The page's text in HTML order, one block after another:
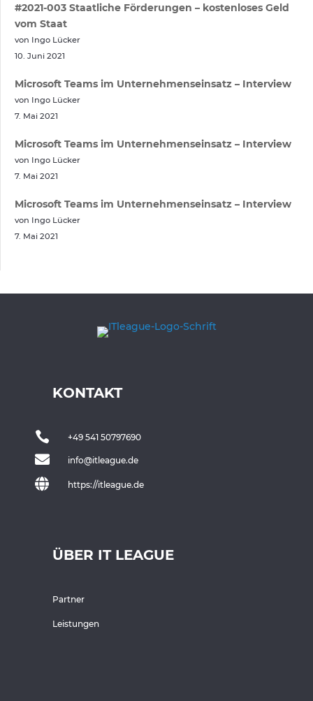
#2021-003 Staatliche Förderungen – kostenloses Geld
vom Staat
von Ingo Lücker
10. Juni 2021
Microsoft Teams im Unternehmenseinsatz – Interview
von Ingo Lücker
7. Mai 2021
Microsoft Teams im Unternehmenseinsatz – Interview
von Ingo Lücker
7. Mai 2021
Microsoft Teams im Unternehmenseinsatz – Interview
von Ingo Lücker
7. Mai 2021
KONTAKT
 +49 541 50797690
 info@itleague.de
 https://itleague.de
ÜBER IT LEAGUE
Partner
Leistungen